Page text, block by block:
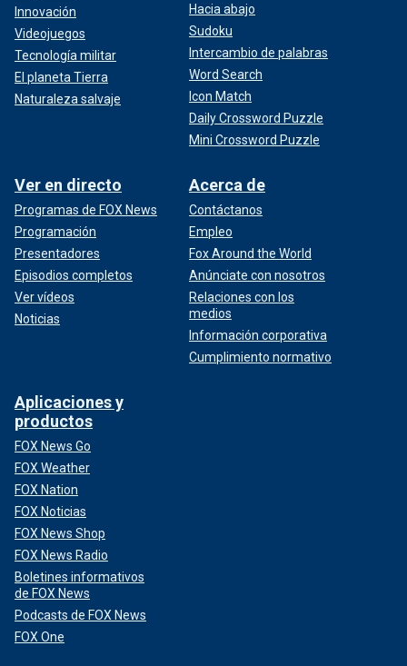
Innovación
Videojuegos
Tecnología militar
El planeta Tierra
Naturaleza salvaje
Hacia abajo
Sudoku
Intercambio de palabras
Word Search
Icon Match
Daily Crossword Puzzle
Mini Crossword Puzzle
Ver en directo
Programas de FOX News
Programación
Presentadores
Episodios completos
Ver vídeos
Noticias
Acerca de
Contáctanos
Empleo
Fox Around the World
Anúnciate con nosotros
Relaciones con los
medios
Información corporativa
Cumplimiento normativo
Aplicaciones y
productos
FOX News Go
FOX Weather
FOX Nation
FOX Noticias
FOX News Shop
FOX News Radio
Boletines informativos
de FOX News
Podcasts de FOX News
FOX One